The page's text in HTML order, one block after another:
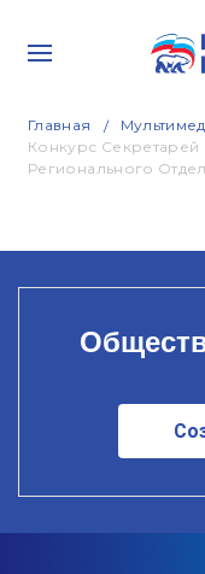
Главная
Конкурс
Регионального